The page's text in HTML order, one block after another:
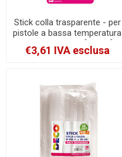
Stick colla trasparente - per
pistole a bassa temperatura
- 6 pezzi - CWR [06165]
€3,61 IVA esclusa